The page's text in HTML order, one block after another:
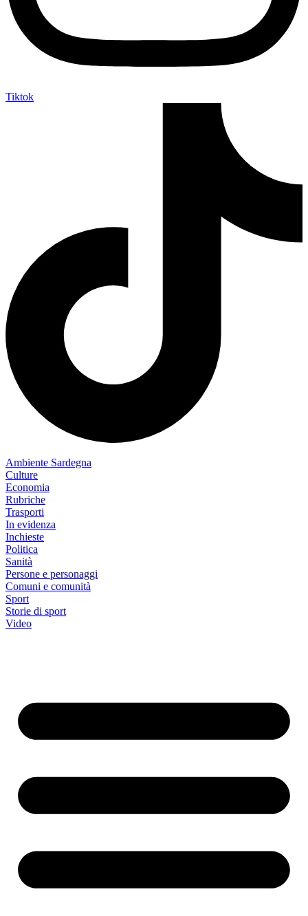
Tiktok
Ambiente Sardegna
Culture
Economia
Rubriche
Trasporti
In evidenza
Inchieste
Politica
Sanità
Persone e personaggi
Comuni e comunità
Sport
Storie di sport
Video